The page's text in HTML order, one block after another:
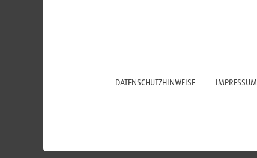
DATENSCHUTZHINWEISE IMPRESSUM